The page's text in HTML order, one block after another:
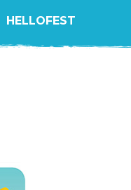
HELLOFEST